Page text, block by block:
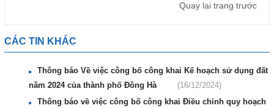
Quay lại trang trước
CÁC TIN KHÁC
Thông báo Về việc công bố công khai Kế hoạch sử dụng đất
năm 2024 của thành phố Đông Hà
(16/12/2024)
Thông báo về việc công bố công khai Điều chỉnh quy hoạch